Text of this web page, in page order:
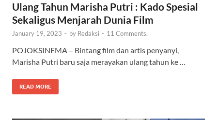
Ulang Tahun Marisha Putri : Kado Spesial
Sekaligus Menjarah Dunia Film
January 19, 2023 - by Redaksi - 11 Comments.
POJOKSINEMA – Bintang film dan artis penyanyi,
Marisha Putri baru saja merayakan ulang tahun ke …
READ MORE